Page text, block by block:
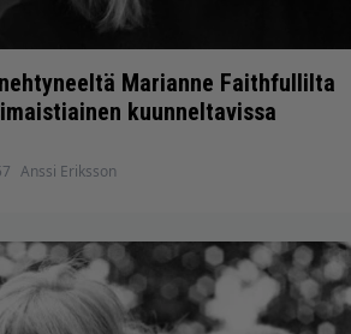
Marianne Faithfullilta
kuunneltavissa
Anssi Eriksson